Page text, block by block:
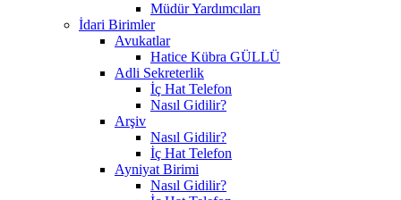
Müdür Yardımcıları
İdari Birimler
Avukatlar
Hatice Kübra GÜLLÜ
Adli Sekreterlik
İç Hat Telefon
Nasıl Gidilir?
Arşiv
Nasıl Gidilir?
İç Hat Telefon
Ayniyat Birimi
Nasıl Gidilir?